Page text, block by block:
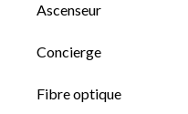
Ascenseur
Concierge
Fibre optique